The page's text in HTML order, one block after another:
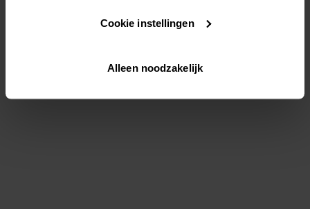
Lees hier meer over in onsprivacybeleid
Via "Cookie instellingen" kun je ook zelf instellen welke
Cookie instellingen
Alleen noodzakelijk